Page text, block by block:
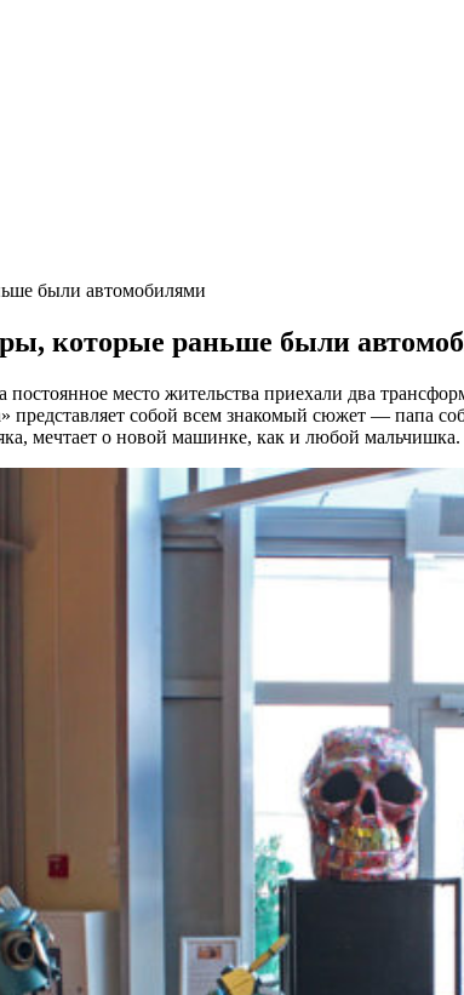
были автомобилями
которые раньше были
место жительства приехали два
собой всем знакомый сюжет — папа
мечтает о новой машинке, как и любой